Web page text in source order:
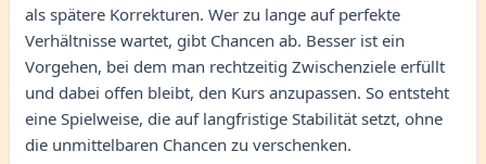
als spätere Korrekturen. Wer zu lange auf perfekte
Verhältnisse wartet, gibt Chancen ab. Besser ist ein
Vorgehen, bei dem man rechtzeitig Zwischenziele erfüllt
und dabei offen bleibt, den Kurs anzupassen. So entsteht
eine Spielweise, die auf langfristige Stabilität setzt, ohne
die unmittelbaren Chancen zu verschenken.